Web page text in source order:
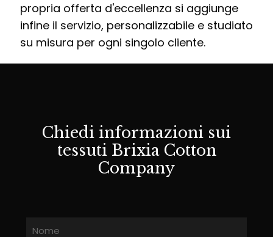
propria offerta d'eccellenza si aggiunge
infine il servizio, personalizzabile e studiato
su misura per ogni singolo cliente.
Chiedi informazioni sui
tessuti Brixia Cotton
Company